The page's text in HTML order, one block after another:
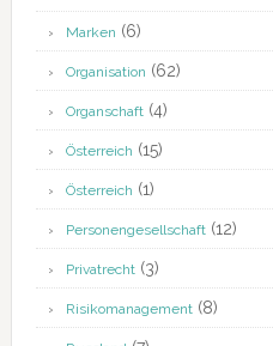
Marken (6)
Organisation (62)
Organschaft(4)
Österreich (15)
Österreich (1)
Personengesellschaft(12)
Privatrecht(3)
Risikomanagement(8)